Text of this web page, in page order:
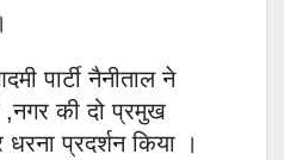
पार्टी नैनीताल ने
,नगर की दो प्रमुख
प्रदर्शन किया ।